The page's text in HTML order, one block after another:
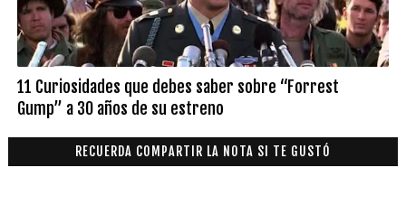
11 Curiosidades que debes saber sobre “Forrest
Gump” a 30 años de su estreno
RECUERDA COMPARTIR LA NOTA SI TE GUSTÓ